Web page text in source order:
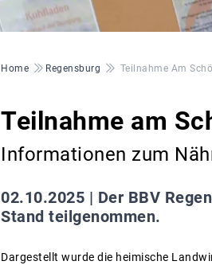
Pfadnavigation
Home Regensburg Teilnahme Am
Teilnahme am
Informationen zum
02.10.2025 | Der BBV
Stand teilgenommen.
Dargestellt wurde die heimische